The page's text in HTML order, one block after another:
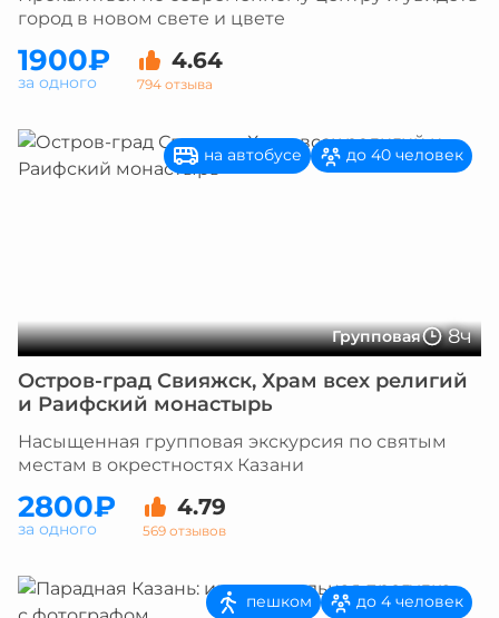
город в новом свете и цвете
1900₽ 4.64
794 отзыва
за одного
Групповая 8ч
на автобусе до 40 человек
Остров-град Свияжск, Храм всех религий
и Раифский монастырь
Насыщенная групповая экскурсия по святым
местам в окрестностях Казани
2800₽ 4.79
569 отзывов
за одного
пешком до 4 человек